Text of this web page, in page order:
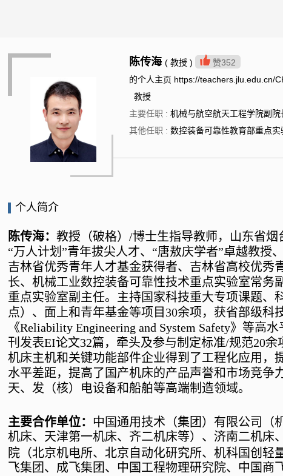
陈传海 ( 教授 ) 赞352
的个人主页 https://teachers.jlu.edu.cn/
教授
主要任职 : 机械与航空航天工程学院副院
其他任职 : 数控装备可靠性教育部重点
个人简介
陈传海： 教授（破格） /博士生指导教师，山东省
“万人计划 ”青年拔尖人才、 “唐敖庆学者”卓越教授
吉林省优秀青年人才基金获得者、吉林省高校优
长、 机械工业数控装备可靠性技术重点实验室常务
重点实验室副主任。主持国家科技重大专项课题、
点）、面上和青年基金等项目 30余项，获省部级科
《Reliability Engineering and System Safety》等高水
刊发表EI论文32篇，牵头及参与制定标准/规范20余
机床主机和关键功能部件企业得到了工程化应用，
水平差距，提高了国产机床的产品声誉和市场竞
天、发（核）电设备和船舶等高端制造领域。
主要合作单位： 中国通用技术（集团）有限公司（
机床、天津第一机床、齐二机床等）、济南二机床
院（北京机电所、北京自动化研究所、机科国创
飞集团、成飞集团、中国工程物理研究院、中国商